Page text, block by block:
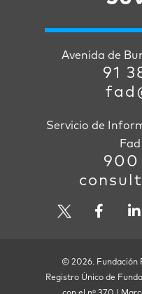
Avenida de
91
Servicio de
900
© 2026. Fundación
Registro Único de